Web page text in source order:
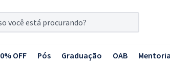
OFF Pós Graduação OAB